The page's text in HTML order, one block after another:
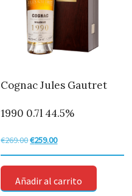
Cognac Jules Gautret
1990 0.7l 44.5%
€269.00El
precio
era:
€259.00El
precio
es:
Añadir al carrito